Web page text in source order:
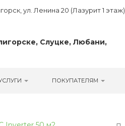
ул. Ленина 20 (Лазурит 1 этаж)
Слуцке, Любани,
ПОКУПАТЕЛЯМ